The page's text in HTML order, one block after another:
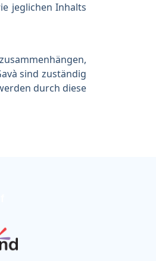
jeglichen Inhalts
sind zuständig
durch diese